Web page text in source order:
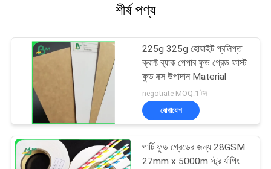
শীর্ষ পণ্য
225g 325g হোয়াইট প্রলিপ্ত
ক্রাফ্ট ব্যাক পেপার ফুড গ্রেড ফাস্ট
ফুড বক্স উপাদান Material
negotiate MOQ:1 টন
যোগাযোগ
পার্টি ফুড গ্রেডের জন্য 28GSM
27mm x 5000m স্ট্র র্যাপিং